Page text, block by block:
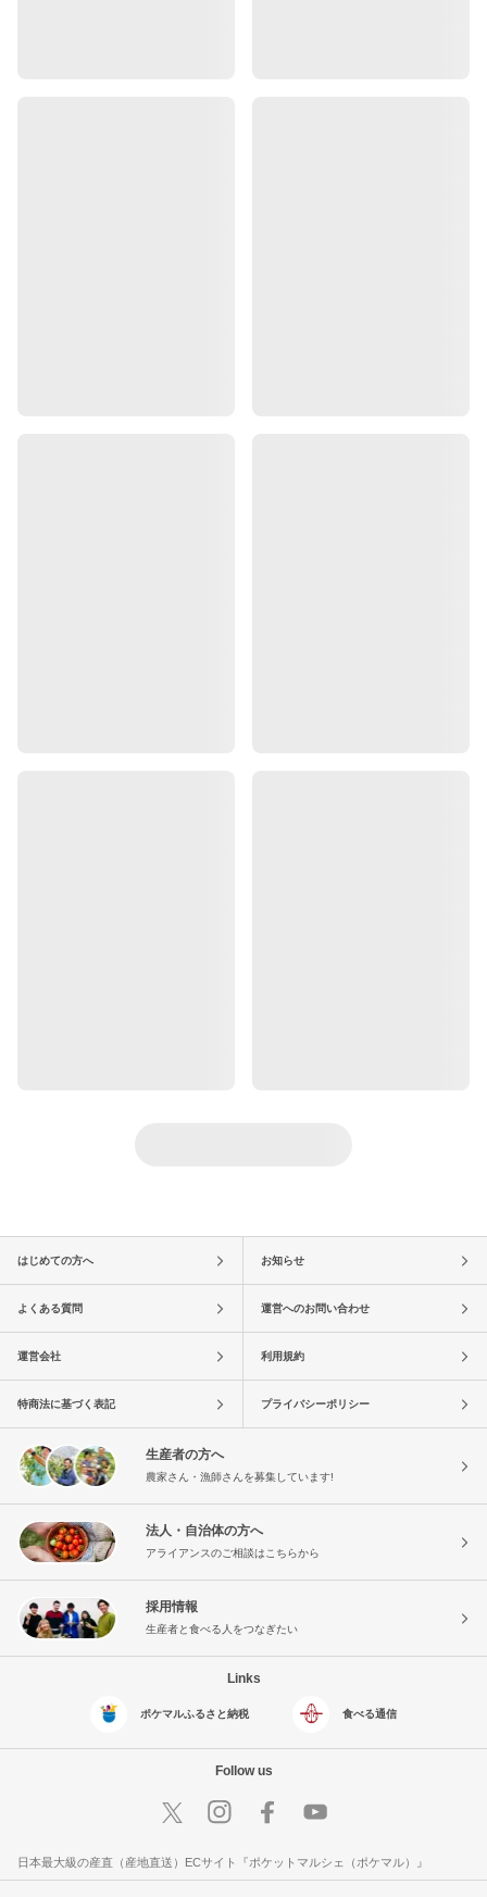
はじめての方へ お知らせ
よくある質問 運営へのお問い合わせ
運営会社 利用規約
特商法に基づく表記 プライバシーポリシー
生産者の方へ
農家さん・漁師さんを募集しています!
法人・自治体の方へ
アライアンスのご相談はこちらから
採用情報
生産者と食べる人をつなぎたい
Links
ポケマルふるさと納税 食べる通信
Follow us
日本最大級の産直（産地直送）ECサイト『ポケットマルシェ（ポケマル）』